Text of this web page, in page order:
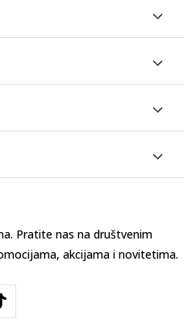
Pratite nas na društvenim
akcijama i novitetima.